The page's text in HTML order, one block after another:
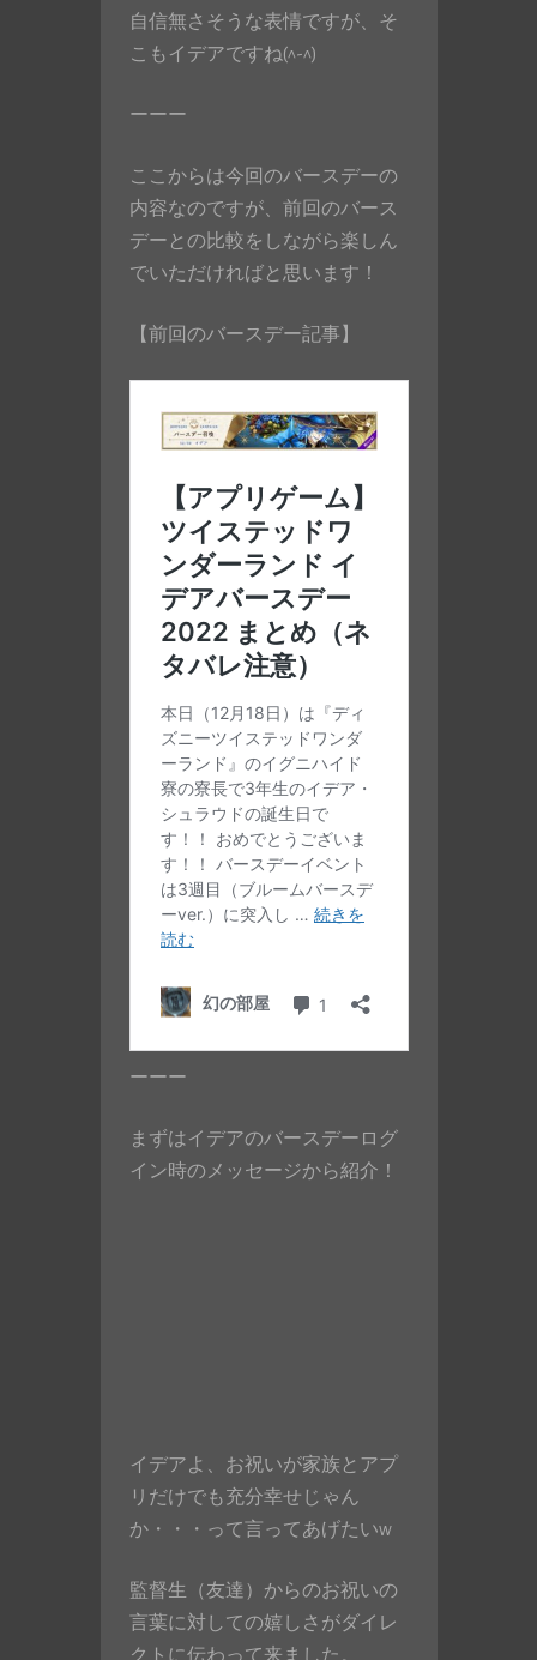
自信無さそうな表情ですが、そ
こもイデアですね(^-^)
ーーー
ここからは今回のバースデーの
内容なのですが、前回のバース
デーとの比較をしながら楽しん
でいただければと思います！
【前回のバースデー記事】
ーーー
まずはイデアのバースデーログ
イン時のメッセージから紹介！
イデアよ、お祝いが家族とアプ
リだけでも充分幸せじゃん
か・・・って言ってあげたいw
監督生（友達）からのお祝いの
言葉に対しての嬉しさがダイレ
クトに伝わって来ました。